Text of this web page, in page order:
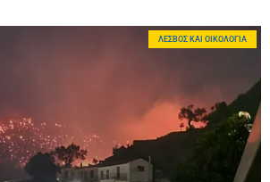
ΛΈΣΒΟΣ ΚΑΙ ΟΙΚΟΛΟΓΊΑ